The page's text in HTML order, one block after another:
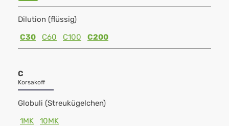
Dilution (flüssig)
C30
C60 C100 C200
C
Korsakoff
Globuli (Streukügelchen)
1MK
10MK